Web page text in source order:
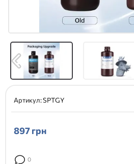
Артикул:SPTGY
897грн
0